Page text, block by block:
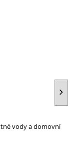
vody a domovní